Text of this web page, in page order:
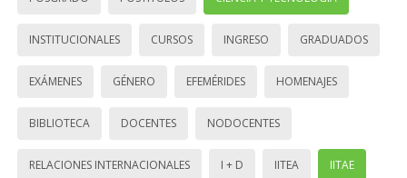
INSTITUCIONALES CURSOS INGRESO GRADUADOS
EXÁMENES GÉNERO EFEMÉRIDES HOMENAJES
BIBLIOTECA DOCENTES NODOCENTES
RELACIONES INTERNACIONALES I + D IITEA IITAE